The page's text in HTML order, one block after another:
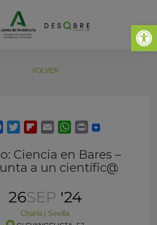
Abrir
VOLVER
Ciencia en Bares –
a un científic@
26SEP '24
Charla | Sevilla